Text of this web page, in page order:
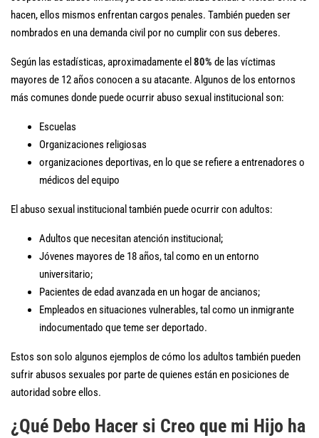
hacen, ellos mismos enfrentan cargos penales. También pueden ser
nombrados en una demanda civil por no cumplir con sus deberes.
Según las estadísticas, aproximadamente el 80% de las víctimas
mayores de 12 años conocen a su atacante. Algunos de los entornos
más comunes donde puede ocurrir abuso sexual institucional son:
Escuelas
Organizaciones religiosas
organizaciones deportivas, en lo que se refiere a entrenadores o
médicos del equipo
El abuso sexual institucional también puede ocurrir con adultos:
Adultos que necesitan atención institucional;
Jóvenes mayores de 18 años, tal como en un entorno
universitario;
Pacientes de edad avanzada en un hogar de ancianos;
Empleados en situaciones vulnerables, tal como un inmigrante
indocumentado que teme ser deportado.
Estos son solo algunos ejemplos de cómo los adultos también pueden
sufrir abusos sexuales por parte de quienes están en posiciones de
autoridad sobre ellos.
¿Qué Debo Hacer si Creo que mi Hijo ha